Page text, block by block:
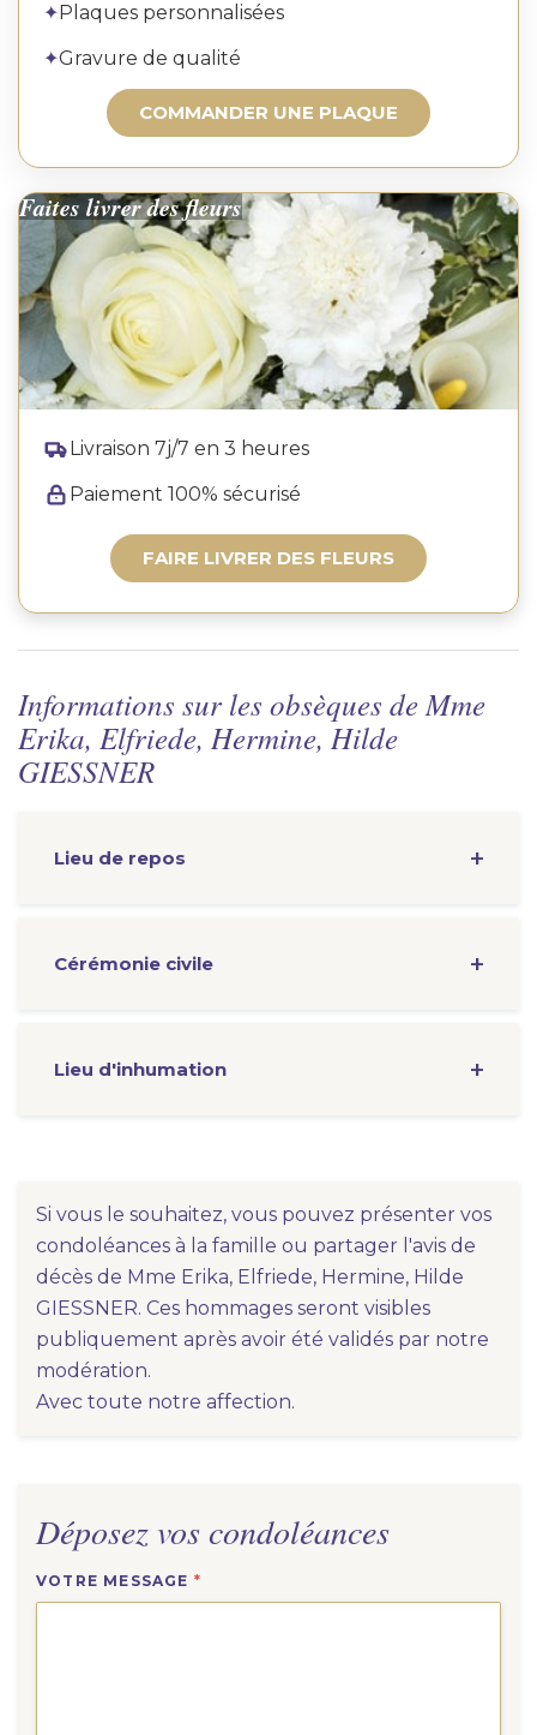
✦Plaques personnalisées
✦Gravure de qualité
COMMANDER UNE PLAQUE
Faites livrer des fleurs
Livraison 7j/7 en 3 heures
Paiement 100% sécurisé
FAIRE LIVRER DES FLEURS
Informations sur les obsèques de Mme
Erika, Elfriede, Hermine, Hilde
GIESSNER
Lieu de repos
Cérémonie civile
Lieu d'inhumation
Si vous le souhaitez, vous pouvez présenter vos
condoléances à la famille ou partager l'avis de
décès de Mme Erika, Elfriede, Hermine, Hilde
GIESSNER. Ces hommages seront visibles
publiquement après avoir été validés par notre
modération.
Avec toute notre affection.
Déposez vos condoléances
VOTRE MESSAGE *